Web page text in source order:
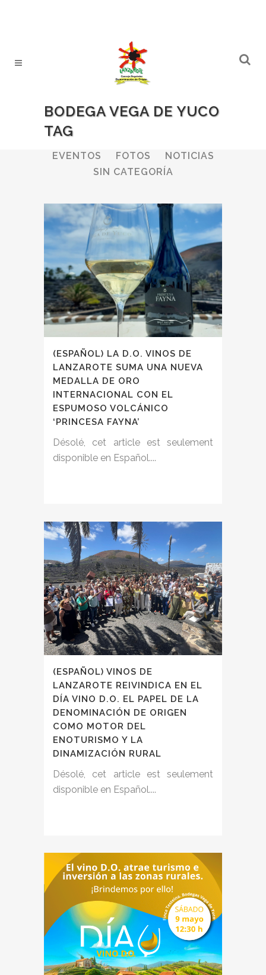
BODEGA VEGA DE YUCO
TAG
ALL
EVENTOS
FOTOS
NOTICIAS
SIN CATEGORÍA
(ESPAÑOL) LA D.O. VINOS DE
LANZAROTE SUMA UNA NUEVA
MEDALLA DE ORO
INTERNACIONAL CON EL
ESPUMOSO VOLCÁNICO
‘PRINCESA FAYNA’
Désolé, cet article est seulement
disponible en Español....
(ESPAÑOL) VINOS DE
LANZAROTE REIVINDICA EN EL
DÍA VINO D.O. EL PAPEL DE LA
DENOMINACIÓN DE ORIGEN
COMO MOTOR DEL
ENOTURISMO Y LA
DINAMIZACIÓN RURAL
Désolé, cet article est seulement
disponible en Español....